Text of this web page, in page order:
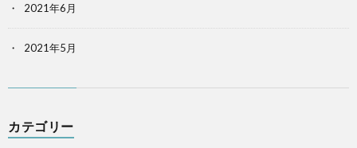
2021年6月
2021年5月
カテゴリー